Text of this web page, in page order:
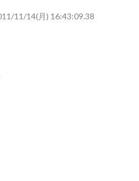
、iPhoneや...
繊毛が回転運動をして左側に流れが...
11/14(月) 16:43:09.38